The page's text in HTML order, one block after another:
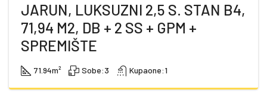
JARUN, LUKSUZNI 2,5 S. STAN B4,
71,94 M2, DB + 2 SS + GPM +
SPREMIŠTE
71.94m² Sobe:3 Kupaone:1